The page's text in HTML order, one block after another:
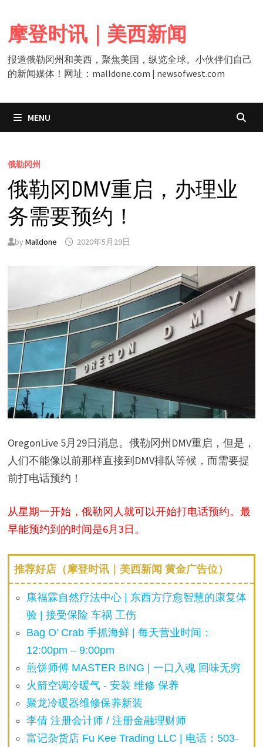
content
摩登时讯｜美西新闻
报道俄勒冈州和美西，聚焦美国，纵览全球。小伙伴们自己
的新闻媒体！网址：malldone.com | newsofwest.com
MENU
俄勒冈州
俄勒冈DMV重启，办理业
务需要预约！
by Malldone 2020年5月29日
OregonLive 5月29日消息。俄勒冈州DMV重启，但是，
人们不能像以前那样直接到DMV排队等候，而需要提
前打电话预约！
从星期一开始，俄勒冈人就可以开始打电话预约。最
早能预约到的时间是6月3日。
推荐好店（摩登时讯｜美西新闻 黄金广告位）
康福霖自然疗法中心 | 东西方疗愈智慧的康复体
验 | 接受保险 车祸 工伤
Bag O’ Crab 手抓海鲜 | 每天营业时间：
12:00pm – 9:00pm
煎饼师傅 MASTER BING | 一口入魂 回味无穷
火箭空调冷暖气 - 安装 维修 保养
聚龙冷暖器维修保养新装
李倩 注册会计师 / 注册金融理财师
富记杂货店 Fu Kee Trading LLC | 电话：503-